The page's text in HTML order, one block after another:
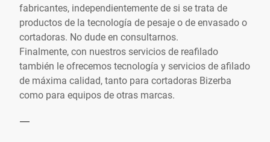
fabricantes, independientemente de si se trata de
productos de la tecnología de pesaje o de envasado o
cortadoras. No dude en consultarnos.
Finalmente, con nuestros servicios de reafilado
también le ofrecemos tecnología y servicios de afilado
de máxima calidad, tanto para cortadoras Bizerba
como para equipos de otras marcas.